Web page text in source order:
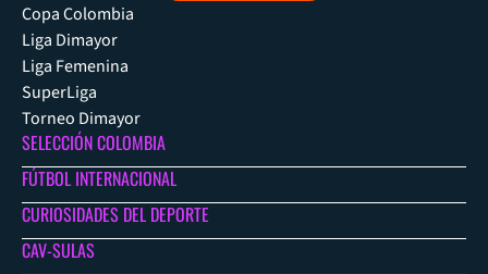
Copa Colombia
Liga Dimayor
Liga Femenina
SuperLiga
Torneo Dimayor
SELECCIÓN COLOMBIA
FÚTBOL INTERNACIONAL
CURIOSIDADES DEL DEPORTE
CAV-SULAS